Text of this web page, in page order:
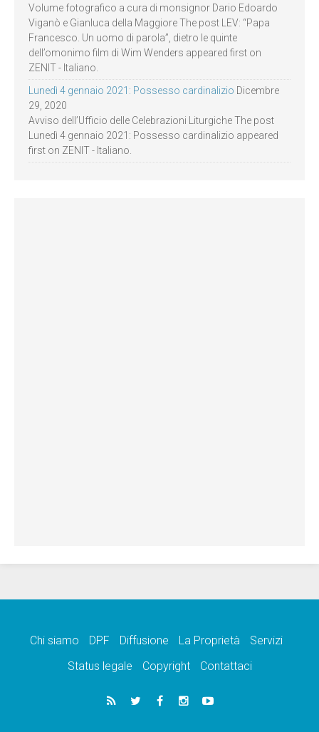
Volume fotografico a cura di monsignor Dario Edoardo
Viganò e Gianluca della Maggiore The post LEV: “Papa
Francesco. Un uomo di parola”, dietro le quinte
dell’omonimo film di Wim Wenders appeared first on
ZENIT - Italiano.
Lunedì 4 gennaio 2021: Possesso cardinalizio Dicembre
29, 2020
Avviso dell’Ufficio delle Celebrazioni Liturgiche The post
Lunedì 4 gennaio 2021: Possesso cardinalizio appeared
first on ZENIT - Italiano.
Chi siamo DPF Diffusione La Proprietà
Servizi
Status legale
Copyright Contattaci